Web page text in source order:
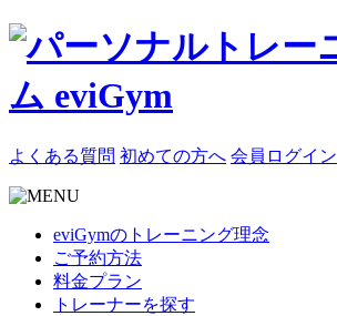
よくある質問 初めての方へ 会員ログイン
eviGymのトレーニング理念
ご予約方法
料金プラン
トレーナーを探す